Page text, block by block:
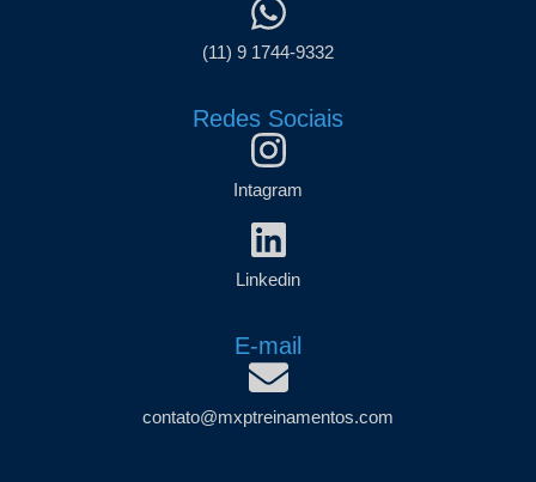
(11) 9 1744-9332
Redes Sociais
Intagram
Linkedin
E-mail
contato@mxptreinamentos.com